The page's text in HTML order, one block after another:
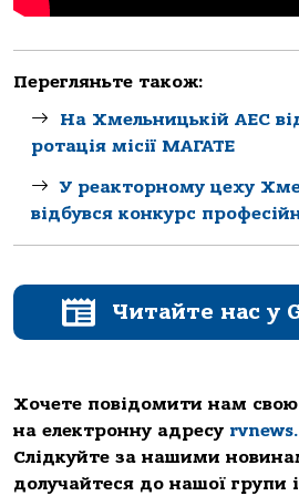
Перегляньте також:
На Хмельницькій АЕС
ротація місії МАГАТЕ
У реакторному цеху
відбувся конкурс
Читайте нас у
Хочете повідомити нам
на електронну адресу
Слідкуйте за нашими
долучайтеся до нашої групи